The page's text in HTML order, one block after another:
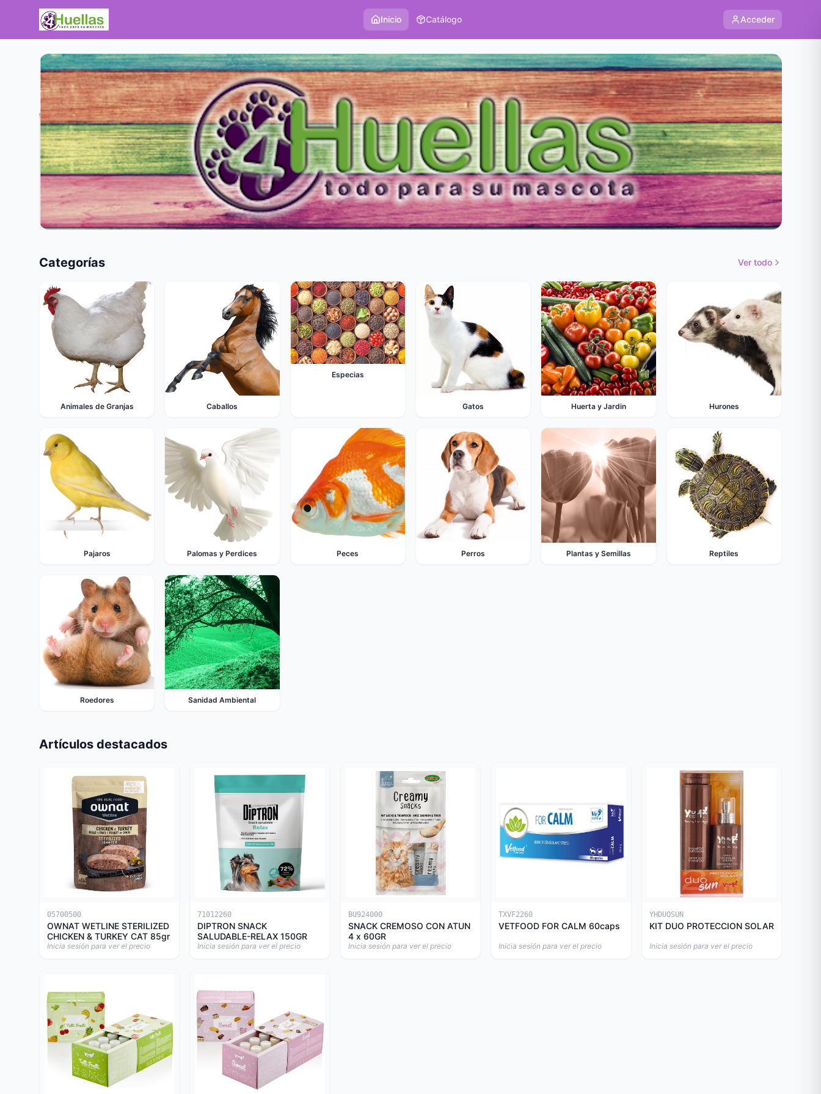
Inicio Catálogo Acceder
Categorías Ver todo
Animales de Granjas Caballos
Especias
Gatos Huerta y Jardin Hurones
Pajaros Palomas y Perdices Peces Perros Plantas y Semillas Reptiles
Roedores Sanidad Ambiental
Artículos destacados
05700500
OWNAT WETLINE STERILIZED
CHICKEN & TURKEY CAT 85gr
Inicia sesión para ver el precio
71012260
DIPTRON SNACK
SALUDABLE-RELAX 150GR
Inicia sesión para ver el precio
BU924000
SNACK CREMOSO CON ATUN
4 x 60GR
Inicia sesión para ver el precio
TXVF2260
VETFOOD FOR CALM 60caps
Inicia sesión para ver el precio
YHDUOSUN
KIT DUO PROTECCION SOLAR
Inicia sesión para ver el precio